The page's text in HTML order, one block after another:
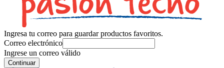
Ingresa tu correo para guardar productos favoritos.
Correo electrónico
Ingrese un correo válido
Continuar